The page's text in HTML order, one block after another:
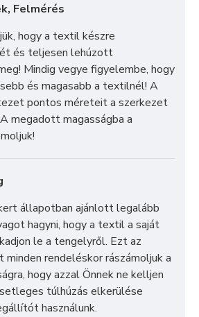
Felmérés
hogy a textil készre
és teljesen lehúzott
Mindig vegye figyelembe, hogy
és magasabb a textilnél! A
pontos méreteit a szerkezet
megadott magasságba a
állapotban ajánlott legalább
hagyni, hogy a textil a saját
le a tengelyről. Ezt az
minden rendeléskor rászámoljuk a
hogy azzal Önnek ne kelljen
túlhúzás elkerülése
használunk.